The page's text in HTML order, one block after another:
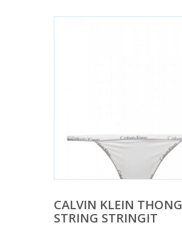
CALVIN KLEIN THONG
STRING STRINGIT